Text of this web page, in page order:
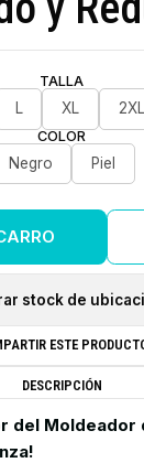
TALLA
L XL 2XL
COLOR
Negro Piel
stock de
ESTE
DESCRIPCIÓN
del Moldeador